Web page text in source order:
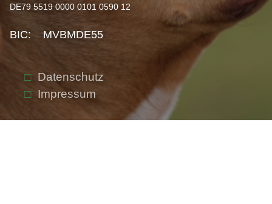
DE79 5519 0000 0101 0590 12
BIC: MVBMDE55
Datenschutz
Impressum